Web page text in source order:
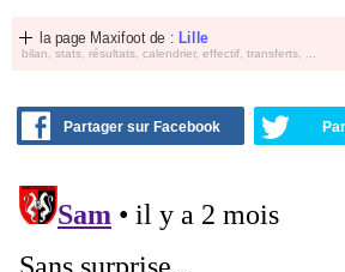
la page Maxifoot de : Lille
bilan, stats, résultats, calendrier, effectif, transferts, ...
Partager sur Facebook